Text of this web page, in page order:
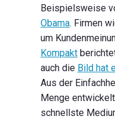
Beispielsweise
Obama. Firmen
um
Kompakt
auch die Bild hat
Aus der
Menge
schnellste